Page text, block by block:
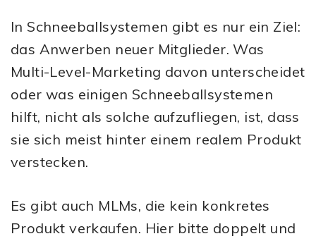
In Schneeballsystemen gibt es nur ein Ziel:
das Anwerben neuer Mitglieder. Was
Multi-Level-Marketing davon unterscheidet
oder was einigen Schneeballsystemen
hilft, nicht als solche aufzufliegen, ist, dass
sie sich meist hinter einem realem Produkt
verstecken.
Es gibt auch MLMs, die kein konkretes
Produkt verkaufen. Hier bitte doppelt und